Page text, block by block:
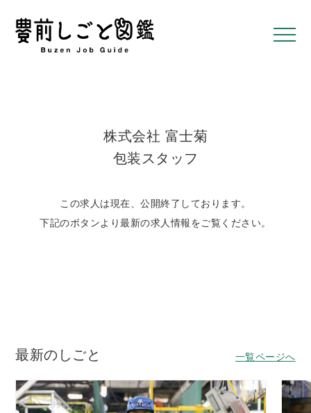
株式会社 富士菊
包装スタッフ
この求人は現在、公開終了しております。
下記のボタンより最新の求人情報をご覧ください。
最新のしごと 一覧ページへ